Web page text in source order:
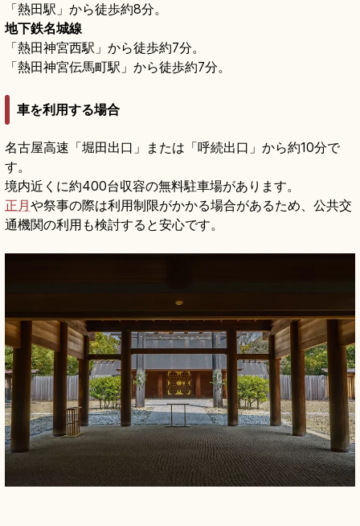
「熱田駅」から徒歩約8分。
地下鉄名城線
「熱田神宮西駅」から徒歩約7分。
「熱田神宮伝馬町駅」から徒歩約7分。
車を利用する場合
名古屋高速「堀田出口」または「呼続出口」から約10分で
す。
境内近くに約400台収容の無料駐車場があります。
正月や祭事の際は利用制限がかかる場合があるため、公共交
通機関の利用も検討すると安心です。